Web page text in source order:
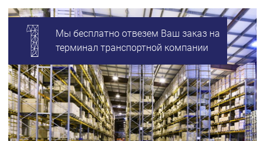
Мы бесплатно отвезем Ваш заказ на
терминал транспортной компании